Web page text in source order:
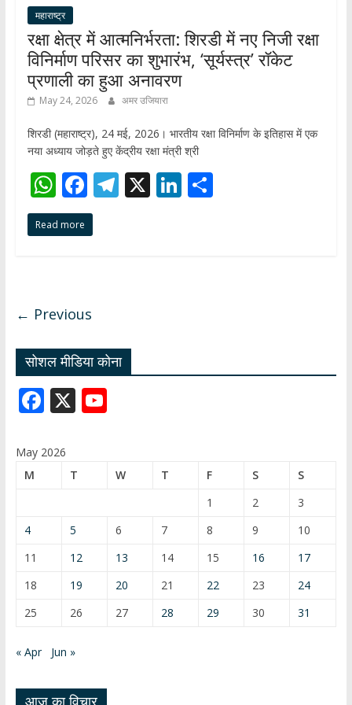
महाराष्ट्र
रक्षा क्षेत्र में आत्मनिर्भरता: शिरडी में नए निजी रक्षा
विनिर्माण परिसर का शुभारंभ, ‘सूर्यस्त्र’ रॉकेट
प्रणाली का हुआ अनावरण
May 24, 2026 अमर उजियारा
शिरडी (महाराष्ट्र), 24 मई, 2026। भारतीय रक्षा विनिर्माण के इतिहास में एक
नया अध्याय जोड़ते हुए केंद्रीय रक्षा मंत्री श्री
W
h
at
p
F
ac
e
o
T
el
X Li
n
S
Read more
← Previous
सोशल मीडिया कोना
F
ac
e
X Y
T
b
e
C
h
a
May 2026
M
T W T F S
S
1
2
3
4
5 6 7 8 9
10
11
12 13 14 15 16
17
18
19 20 21 22 23
24
25
26 27 28 29 30 31
« Apr Jun »
आज का विचार